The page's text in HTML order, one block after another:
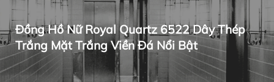
Đồng Hồ Nữ Royal Quartz 6522 Dây Thép
Trắng Mặt Trắng Viền Đá Nổi Bật